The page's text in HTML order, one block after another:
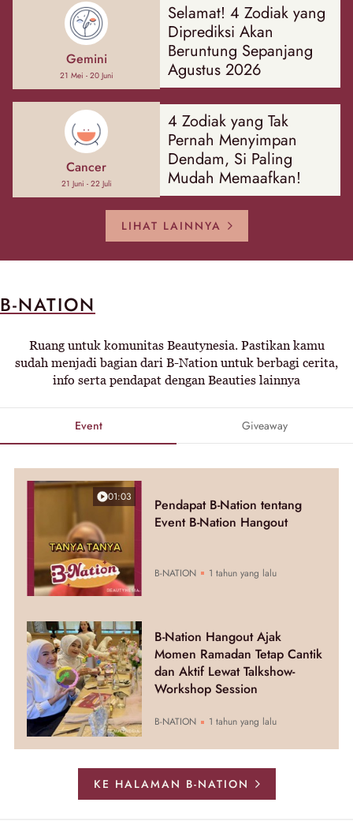
Gemini
21 Mei - 20 Juni
Selamat! 4 Zodiak yang
Diprediksi Akan
Beruntung Sepanjang
Agustus 2026
Cancer
21 Juni - 22 Juli
4 Zodiak yang Tak
Pernah Menyimpan
Dendam, Si Paling
Mudah Memaafkan!
LIHAT LAINNYA
B-NATION
Ruang untuk komunitas Beautynesia. Pastikan kamu
sudah menjadi bagian dari B-Nation untuk berbagi cerita,
info serta pendapat dengan Beauties lainnya
Event Giveaway
01:03
Pendapat B-Nation tentang
Event B-Nation Hangout
B-NATION 1 tahun yang lalu
B-Nation Hangout Ajak
Momen Ramadan Tetap Cantik
dan Aktif Lewat Talkshow-
Workshop Session
B-NATION 1 tahun yang lalu
KE HALAMAN B-NATION